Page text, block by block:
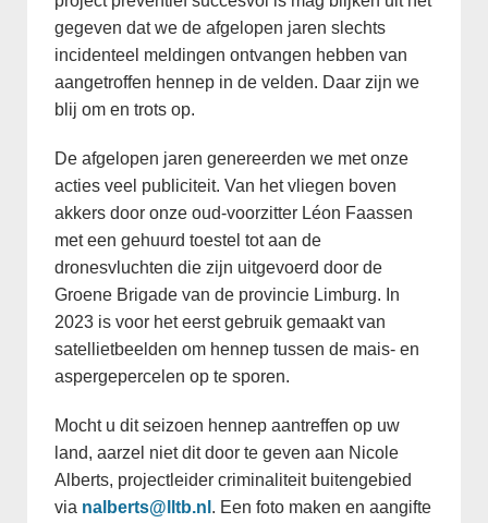
gegeven dat we de afgelopen jaren slechts
incidenteel meldingen ontvangen hebben van
aangetroffen hennep in de velden. Daar zijn we
blij om en trots op.
De afgelopen jaren genereerden we met onze
acties veel publiciteit. Van het vliegen boven
akkers door onze oud-voorzitter Léon Faassen
met een gehuurd toestel tot aan de
dronesvluchten die zijn uitgevoerd door de
Groene Brigade van de provincie Limburg. In
2023 is voor het eerst gebruik gemaakt van
satellietbeelden om hennep tussen de mais- en
aspergepercelen op te sporen.
Mocht u dit seizoen hennep aantreffen op uw
land, aarzel niet dit door te geven aan Nicole
Alberts, projectleider criminaliteit buitengebied
via nalberts@lltb.nl . Een foto maken en aangifte